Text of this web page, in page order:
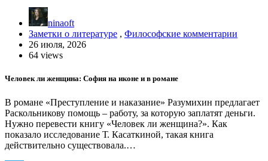
ninaoft
Заметки о литературе , Философские комментарии
26 июля, 2026
64 views
Человек ли женщина: София на иконе и в романе
В романе «Преступление и наказание» Разумихин предлагает
Раскольникову помощь – работу, за которую заплатят деньги.
Нужно перевести книгу «Человек ли женщина?». Как
показало исследование Т. Касаткиной, такая книга
действительно существовала.…